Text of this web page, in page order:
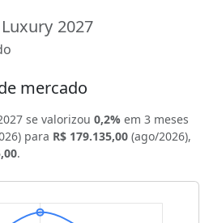
Luxury 2027
mercado
se valorizou 0,2% em 3 meses
para R$ 179.135,00 (ago/2026),
.